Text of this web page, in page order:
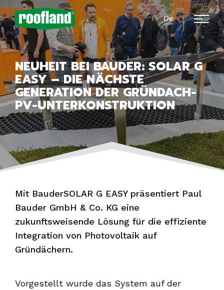
Fr De
NEUHEIT BEI BAUDER: SOLAR G
EASY – DIE NÄCHSTE
GENERATION DER GRÜNDACH-
PV-UNTERKONSTRUKTION
Mit BauderSOLAR G EASY präsentiert Paul
Bauder GmbH & Co. KG eine
zukunftsweisende Lösung für die effiziente
Integration von Photovoltaik auf
Gründächern.
Vorgestellt wurde das System auf der